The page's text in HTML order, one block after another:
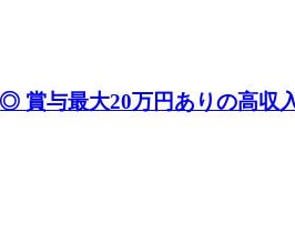
賞与最大20万円ありの高